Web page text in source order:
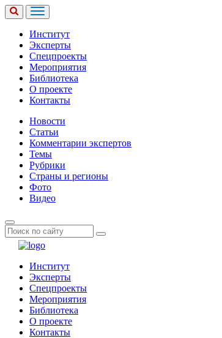
Институт
Эксперты
Спецпроекты
Мероприятия
Библиотека
О проекте
Контакты
Новости
Статьи
Комментарии экспертов
Темы
Рубрики
Страны и регионы
Фото
Видео
Институт
Эксперты
Спецпроекты
Мероприятия
Библиотека
О проекте
Контакты